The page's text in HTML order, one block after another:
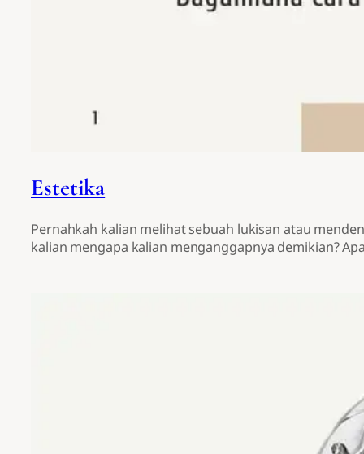
Estetika
Pernahkah kalian melihat sebuah lukisan atau
kalian mengapa kalian menganggapnya demikian?